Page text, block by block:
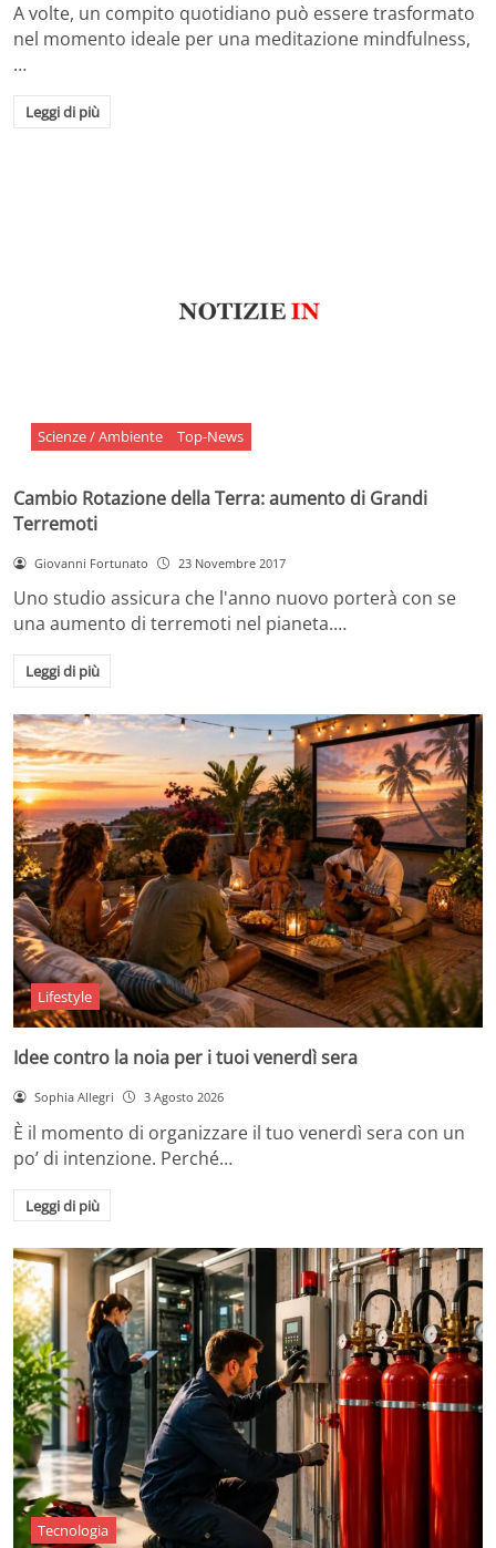
A volte, un compito quotidiano può essere trasformato
nel momento ideale per una meditazione mindfulness,
…
Leggi di più
Scienze / Ambiente Top-News
Cambio Rotazione della Terra: aumento di Grandi
Terremoti
Giovanni Fortunato 23 Novembre 2017
Uno studio assicura che l'anno nuovo porterà con se
una aumento di terremoti nel pianeta.…
Leggi di più
Lifestyle
Idee contro la noia per i tuoi venerdì sera
Sophia Allegri 3 Agosto 2026
È il momento di organizzare il tuo venerdì sera con un
po’ di intenzione. Perché…
Leggi di più
Tecnologia